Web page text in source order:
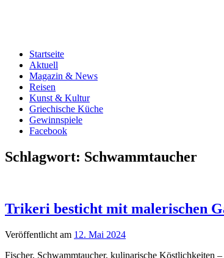
Startseite
Aktuell
Magazin & News
Reisen
Kunst & Kultur
Griechische Küche
Gewinnspiele
Facebook
Schlagwort: Schwammtaucher
Trikeri besticht mit malerischen
Veröffentlicht am 12. Mai 2024
Fischer, Schwammtaucher, kulinarische Köstlichkeiten